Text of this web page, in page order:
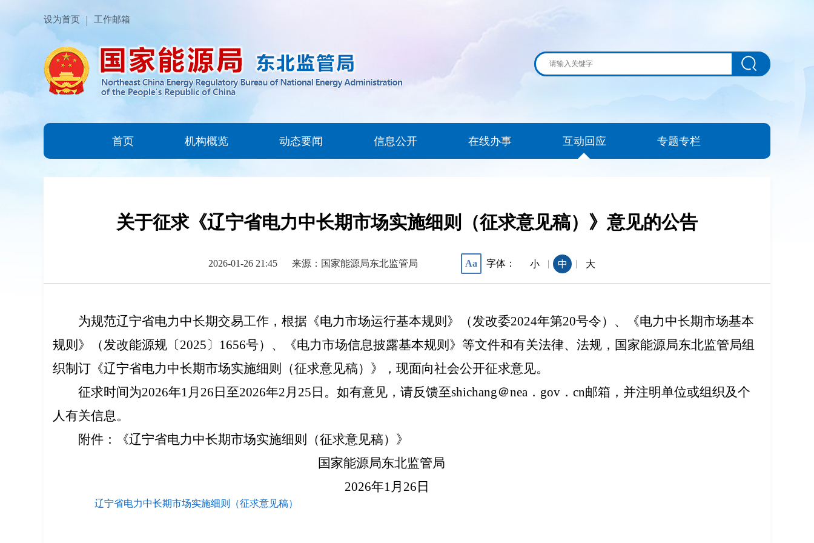
设为首页 工作邮箱
首页 机构概览 动态要闻 信息公开 在线办事 互动回应 专题专栏
关于征求《辽宁省电力中长期市场实施细则（征求意见稿）》意见的公告
2026-01-26 21:45 来源：国家能源局东北监管局 Aa 字体： 小 | 中 | 大
为规范辽宁省电力中长期交易工作，根据《电力市场运行基本规则》（发改委2024年第20号令）、《电力中长期市场基本
规则》（发改能源规〔2025〕 1656号）、《电力市场信息披露基本规则》等文件和有关法律、法规，国家能源局东北监管局组
织制 订《辽宁省电力中长期市场实施细则（征求意见稿）》，现面向社会公开征求意见。
征求时间为2026年1月 26 日至2026年2月 25 日。 如有意见，请反馈至shichang＠nea．gov．cn邮箱，并注明单位或组织及个
人有关信息。
附件：《辽宁省电力中长期市场实施细则（征求意见稿）》
国家能源局东北监管局
2026年1月 26 日
辽宁省电力中长期市场实施细则（征求意见稿）